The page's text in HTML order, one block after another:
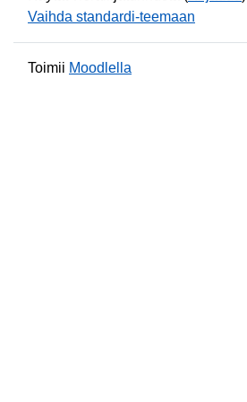
Vaihda standardi-teemaan
Toimii Moodlella